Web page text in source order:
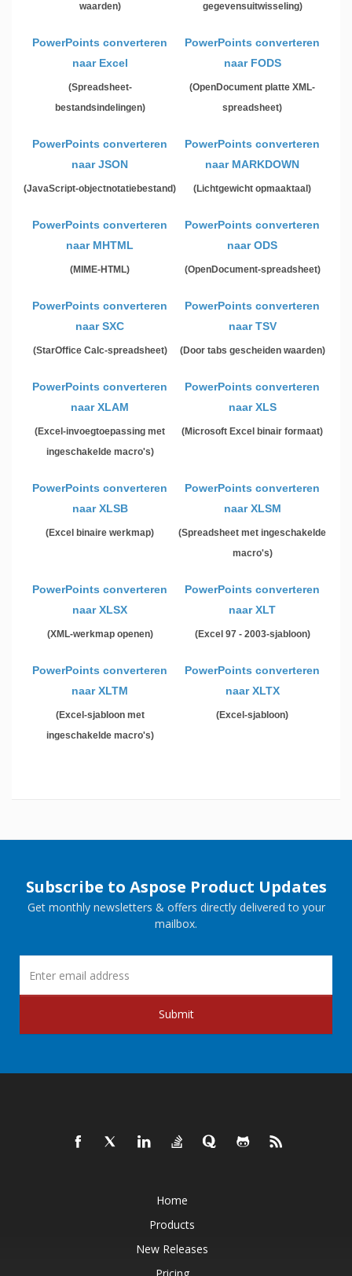
waarden)
gegevensuitwisseling)
PowerPoints converteren
naar Excel
(Spreadsheet-
bestandsindelingen)
PowerPoints converteren
naar FODS
(OpenDocument platte XML-
spreadsheet)
PowerPoints converteren
naar JSON
(JavaScript-objectnotatiebestand)
PowerPoints converteren
naar MARKDOWN
(Lichtgewicht opmaaktaal)
PowerPoints converteren
naar MHTML
(MIME-HTML)
PowerPoints converteren
naar ODS
(OpenDocument-spreadsheet)
PowerPoints converteren
naar SXC
(StarOffice Calc-spreadsheet)
PowerPoints converteren
naar TSV
(Door tabs gescheiden waarden)
PowerPoints converteren
naar XLAM
(Excel-invoegtoepassing met
ingeschakelde macro's)
PowerPoints converteren
naar XLS
(Microsoft Excel binair formaat)
PowerPoints converteren
naar XLSB
(Excel binaire werkmap)
PowerPoints converteren
naar XLSM
(Spreadsheet met ingeschakelde
macro's)
PowerPoints converteren
naar XLSX
(XML-werkmap openen)
PowerPoints converteren
naar XLT
(Excel 97 - 2003-sjabloon)
PowerPoints converteren
naar XLTM
(Excel-sjabloon met
ingeschakelde macro's)
PowerPoints converteren
naar XLTX
(Excel-sjabloon)
Subscribe to Aspose Product Updates
Get monthly newsletters & offers directly delivered to your
mailbox.
Submit
Home
Products
New Releases